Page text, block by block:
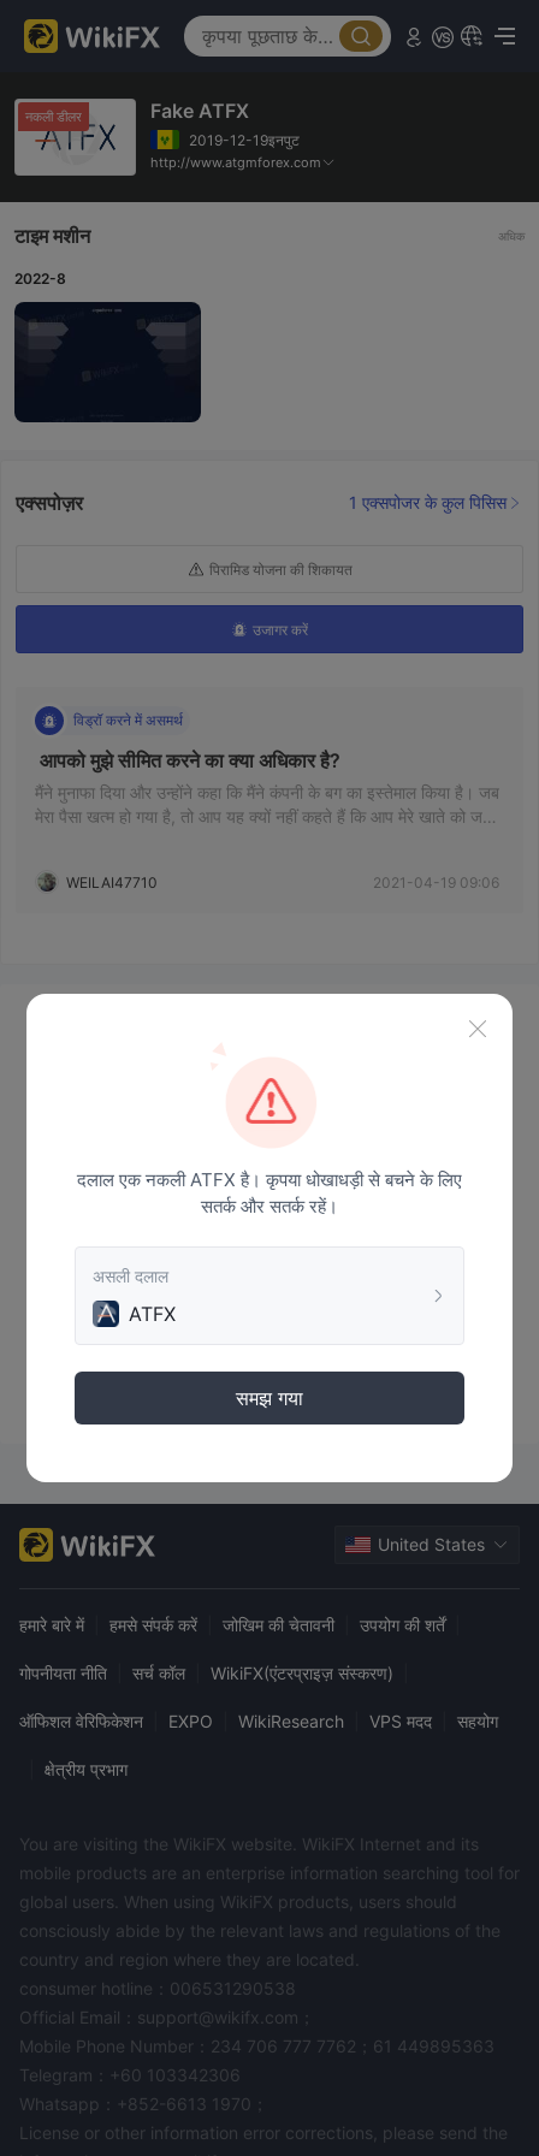
नकली डीलर Fake ATFX
2019-12-19इनपुट
http://www.atgmforex.com
टाइम मशीन अधिक
2022-8
एक्सपोज़र 1 एक्सपोजर के कुल पिसिस
पिरामिड योजना की शिकायत
उजागर करें
विड्रॉ करने में असमर्थ
मैंने मुनाफा दिया और उन्होंने कहा कि मैंने कंपनी के बग का इस्तेमाल किया है। जब
मेरा पैसा खत्म हो गया है, तो आप यह क्यों नहीं कहते हैं कि आप मेरे खाते को जमा
WEILAI47710 2021-04-19 09:06
दलाल एक नकली ATFX है। कृपया धोखाधड़ी से बचने के लिए
सतर्क और सतर्क रहें।
असली दलाल
ATFX
समझ गया
United States
हमारे बारे में हमसे संपर्क करें जोखिम की चेतावनी उपयोग की शर्तें
गोपनीयता नीति सर्च कॉल WikiFX(एंटरप्राइज़ संस्करण)
ऑफिशल वेरिफिकेशन EXPO WikiResearch VPS मदद सहयोग
क्षेत्रीय प्रभाग
You are visiting the WikiFX website. WikiFX Internet and its
mobile products are an enterprise information searching tool for
global users. When using WikiFX products, users should
consciously abide by the relevant laws and regulations of the
country and region where they are located.
consumer hotline：006531290538
Official Email：support@wikifx.com；
Mobile Phone Number：234 706 777 7762；61 449895363
Telegram：+60 103342306
Whatsapp：+852-6613 1970；
License or other information error corrections, please send the